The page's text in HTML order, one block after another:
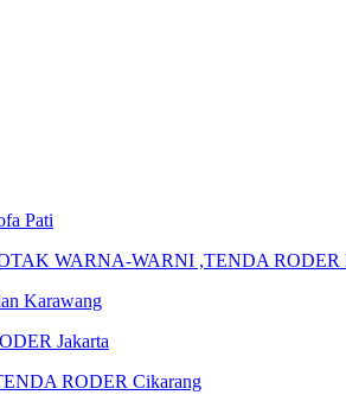
Pati
WARNA-WARNI ,TENDA RODER
Karawang
Jakarta
RODER Cikarang